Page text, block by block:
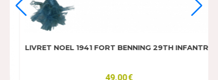
Ajouter Au Panier